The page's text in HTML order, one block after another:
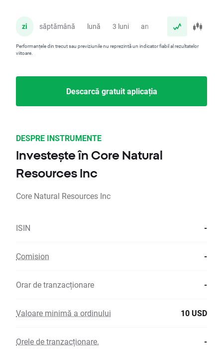
zi săptămână lună 3 luni an
Performanțele din trecut sau previziunile nu reprezintă un indicator fiabil al rezultatelor
viitoare.
Descarcă gratuit aplicația
DESPRE INSTRUMENTE
Investește în Core Natural
Resources Inc
Core Natural Resources Inc
ISIN -
Comision -
Orar de tranzacționare -
Valoare minimă a ordinului 10 USD
Orele de tranzacționare. -